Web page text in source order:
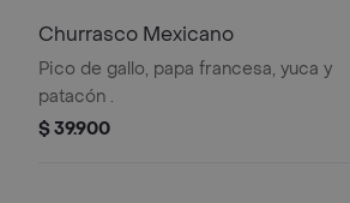
Churrasco Mexicano
Pico de gallo, papa francesa, yuca y
patacón .
$ 39.900